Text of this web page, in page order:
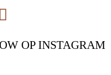
OP INSTAGRAM